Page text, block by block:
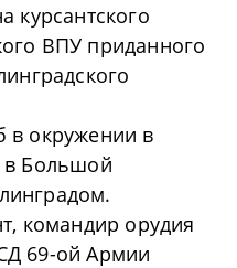
курсантского
ВПУ приданного
в окружении в
в Большой
командир орудия
69-ой Армии